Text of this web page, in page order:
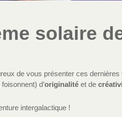
solaire
de vous présenter ces dernières
d’originalitéet de
intergalactique !